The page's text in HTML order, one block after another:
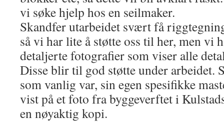
vi søke hjelp hos en seilmaker.
Skandfer utarbeidet svært få
så vi har lite å støtte oss til her, men vi
detaljerte fotografier som viser alle
Disse blir til god støtte under arbeidet.
som vanlig var, sin egen spesifikke
vist på et foto fra byggeverftet i
en nøyaktig kopi.